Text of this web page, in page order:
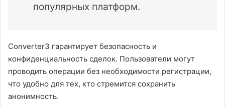
популярных платформ.
Converter3 гарантирует безопасность и
конфиденциальность сделок. Пользователи могут
проводить операции без необходимости регистрации,
что удобно для тех, кто стремится сохранить
анонимность.